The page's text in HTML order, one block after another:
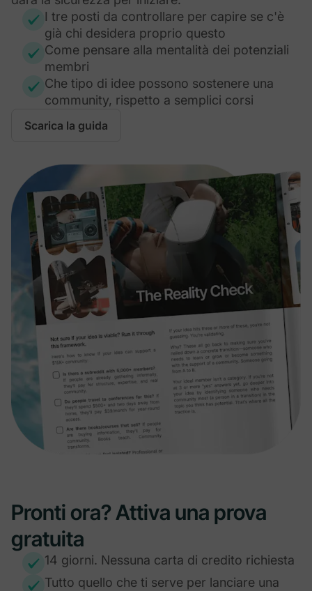
I tre posti da controllare per capire se c'è
già chi desidera proprio questo
Come pensare alla mentalità dei potenziali
membri
Che tipo di idee possono sostenere una
community, rispetto a semplici corsi
Scarica la guida
Pronti ora? Attiva una prova
gratuita
14 giorni. Nessuna carta di credito richiesta
Tutto quello che ti serve per lanciare una